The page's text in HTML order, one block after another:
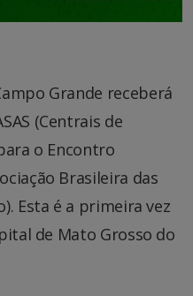
Grande receberá
(Centrais de
o Encontro
Brasileira das
Esta é a primeira vez
de Mato Grosso do